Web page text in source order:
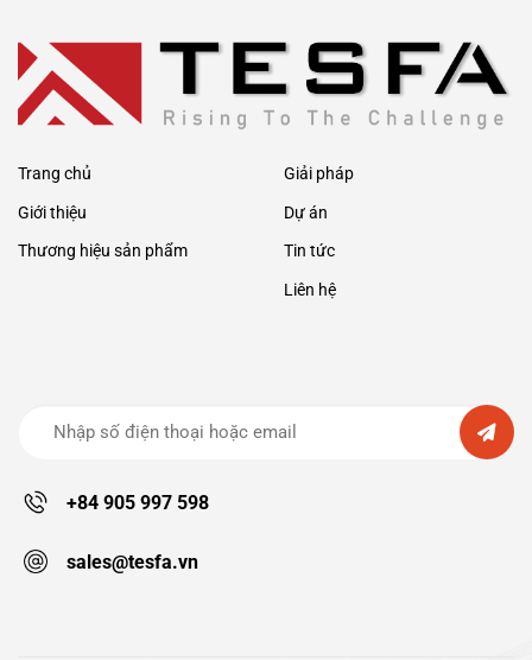
Trang chủ
Giới thiệu
Thương hiệu sản phẩm
Giải pháp
Dự án
Tin tức
Liên hệ
+84 905 997 598
sales@tesfa.vn